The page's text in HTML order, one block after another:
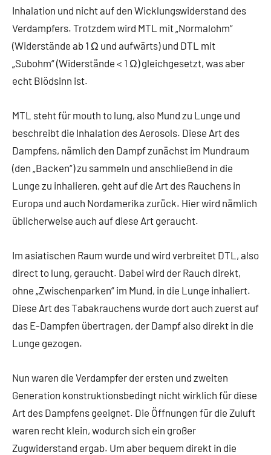
Inhalation und nicht auf den Wicklungswiderstand des
Verdampfers. Trotzdem wird MTL mit „Normalohm“
(Widerstände ab 1 Ω und aufwärts) und DTL mit
„Subohm“ (Widerstände < 1 Ω) gleichgesetzt, was aber
echt Blödsinn ist.
MTL steht für mouth to lung, also Mund zu Lunge und
beschreibt die Inhalation des Aerosols. Diese Art des
Dampfens, nämlich den Dampf zunächst im Mundraum
(den „Backen“) zu sammeln und anschließend in die
Lunge zu inhalieren, geht auf die Art des Rauchens in
Europa und auch Nordamerika zurück. Hier wird nämlich
üblicherweise auch auf diese Art geraucht.
Im asiatischen Raum wurde und wird verbreitet DTL, also
direct to lung, geraucht. Dabei wird der Rauch direkt,
ohne „Zwischenparken“ im Mund, in die Lunge inhaliert.
Diese Art des Tabakrauchens wurde dort auch zuerst auf
das E-Dampfen übertragen, der Dampf also direkt in die
Lunge gezogen.
Nun waren die Verdampfer der ersten und zweiten
Generation konstruktionsbedingt nicht wirklich für diese
Art des Dampfens geeignet. Die Öffnungen für die Zuluft
waren recht klein, wodurch sich ein großer
Zugwiderstand ergab. Um aber bequem direkt in die